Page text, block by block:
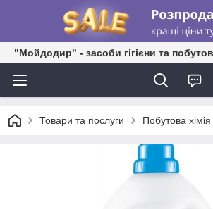
"Мойдодир" - засоби гігієни та
Товари та послуги Побутова хімія